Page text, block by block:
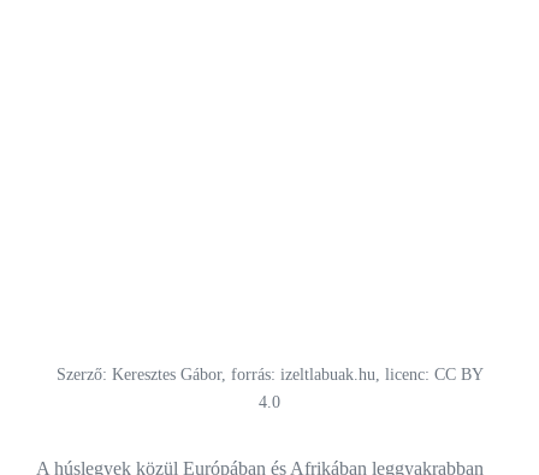
Szerző: Keresztes Gábor, forrás: izeltlabuak.hu, licenc: CC BY
4.0
A húslegyek közül Európában és Afrikában leggyakrabban